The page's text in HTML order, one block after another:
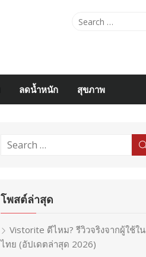
Search
ลดน้ำหนัก สุขภาพ
Search
โพสต์ล่าสุด
Vistorite ดีไหม? รีวิวจริงจากผู้ใช้ใน
ไทย (อัปเดตล่าสุด 2026)